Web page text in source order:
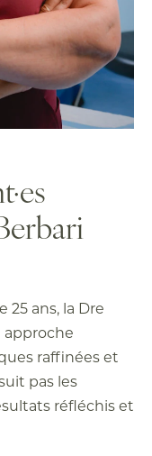
25 ans, la Dre
approche
raffinées et
pas les
réfléchis et